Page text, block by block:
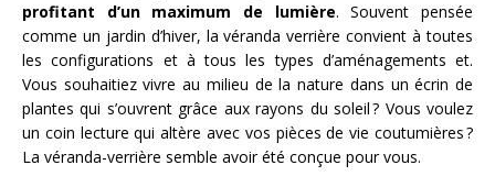
profitant d’un maximum de lumière. Souvent pensée
comme un jardin d’hiver, la véranda verrière convient à toutes
les configurations et à tous les types d’aménagements et.
Vous souhaitiez vivre au milieu de la nature dans un écrin de
plantes qui s’ouvrent grâce aux rayons du soleil ? Vous voulez
un coin lecture qui altère avec vos pièces de vie coutumières ?
La véranda-verrière semble avoir été conçue pour vous.